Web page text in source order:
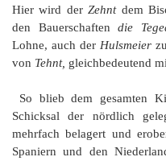
Hier wird derZehnt dem
den Bauerschaftendie
Lohne, auch der Hulsmeier
von Tehnt, gleichbedeutend
So blieb dem gesamten
Schicksal der nördlich
mehrfach belagert und
Spaniern und den